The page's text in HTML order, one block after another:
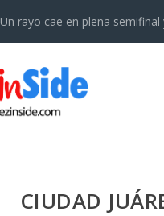
Un rayo cae en plena
CIUDAD